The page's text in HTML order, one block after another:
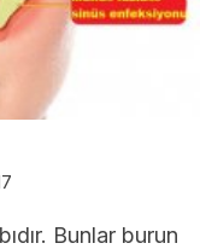
Bunlar burun